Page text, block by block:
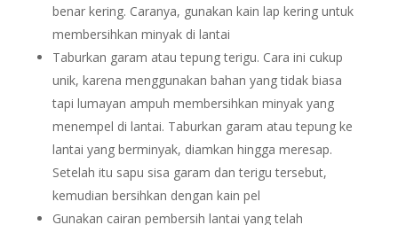
benar kering. Caranya, gunakan kain lap kering untuk
membersihkan minyak di lantai
Taburkan garam atau tepung terigu. Cara ini cukup
unik, karena menggunakan bahan yang tidak biasa
tapi lumayan ampuh membersihkan minyak yang
menempel di lantai. Taburkan garam atau tepung ke
lantai yang berminyak, diamkan hingga meresap.
Setelah itu sapu sisa garam dan terigu tersebut,
kemudian bersihkan dengan kain pel
Gunakan cairan pembersih lantai yang telah